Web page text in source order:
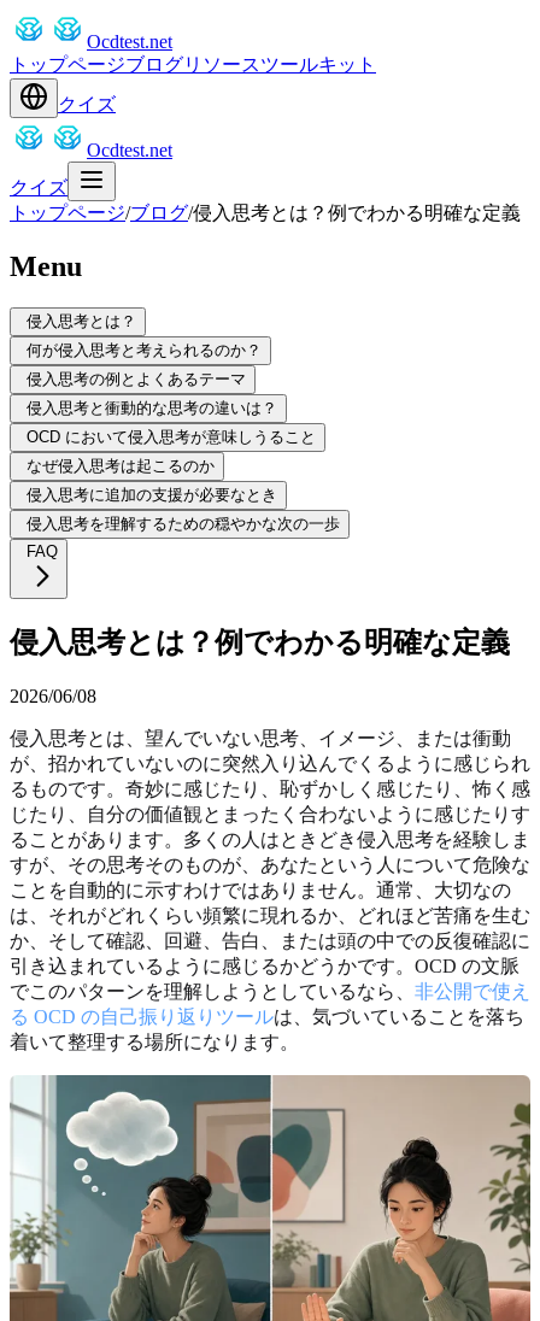
Ocdtest.net
トップページブログリソースツールキット
クイズ
Ocdtest.net
クイズ
トップページ/ブログ/侵入思考とは？例でわかる明確な定義
Menu
侵入思考とは？
何が侵入思考と考えられるのか？
侵入思考の例とよくあるテーマ
侵入思考と衝動的な思考の違いは？
OCD において侵入思考が意味しうること
なぜ侵入思考は起こるのか
侵入思考に追加の支援が必要なとき
侵入思考を理解するための穏やかな次の一歩
FAQ
侵入思考とは？例でわかる明確な定義
2026/06/08
侵入思考とは、望んでいない思考、イメージ、または衝動
が、招かれていないのに突然入り込んでくるように感じられ
るものです。奇妙に感じたり、恥ずかしく感じたり、怖く感
じたり、自分の価値観とまったく合わないように感じたりす
ることがあります。多くの人はときどき侵入思考を経験しま
すが、その思考そのものが、あなたという人について危険な
ことを自動的に示すわけではありません。通常、大切なの
は、それがどれくらい頻繁に現れるか、どれほど苦痛を生む
か、そして確認、回避、告白、または頭の中での反復確認に
引き込まれているように感じるかどうかです。OCD の文脈
でこのパターンを理解しようとしているなら、 非公開で使え
る OCD の自己振り返りツールは、気づいていることを落ち
着いて整理する場所になります。